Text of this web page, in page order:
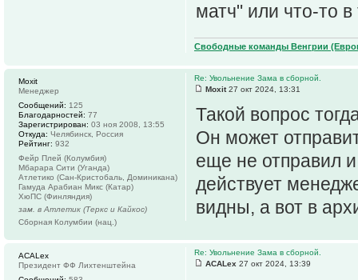
матч" или что-то
Свободные команды Венгрии
Re: Увольнение Зама в сборной.
Moxit27 окт 2024, 13:31
Такой вопрос
Он может
еще не отправил и
действует
видны, а вот в
Moxit
Менеджер
Сообщений: 125
Благодарностей: 77
Зарегистрирован: 03 ноя 2008, 13:55
Откуда: Челябинск, Россия
Рейтинг: 932
Фейр Плей (Колумбия)
Мбарара Сити (Уганда)
Атлетико (Сан-Кристобаль, Доминикана)
Гамуда Арабиан Микс (Катар)
ХюПС (Финляндия)
зам. в Атлетик (Теркс и Кайкос)
Сборная Колумбии (нац.)
Re: Увольнение Зама в сборной.
ACALex 27 окт 2024, 13:39
ACALex
Президент ФФ Лихтенштейна